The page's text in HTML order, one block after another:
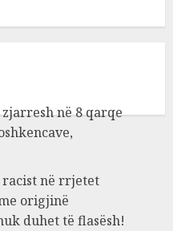
në 8 qarqe
racist në rrjetet
origjinë
duhet të flasësh!